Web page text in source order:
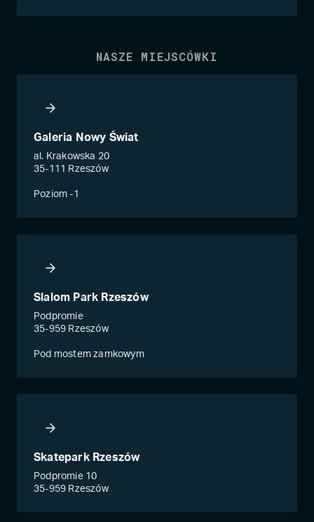
NASZE MIEJSCÓWKI
Galeria Nowy Świat
al. Krakowska 20
35-111 Rzeszów
Poziom -1
Slalom Park Rzeszów
Podpromie
35-959 Rzeszów
Pod mostem zamkowym
Skatepark Rzeszów
Podpromie 10
35-959 Rzeszów